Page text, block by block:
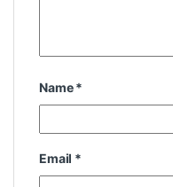
Name*
Email *